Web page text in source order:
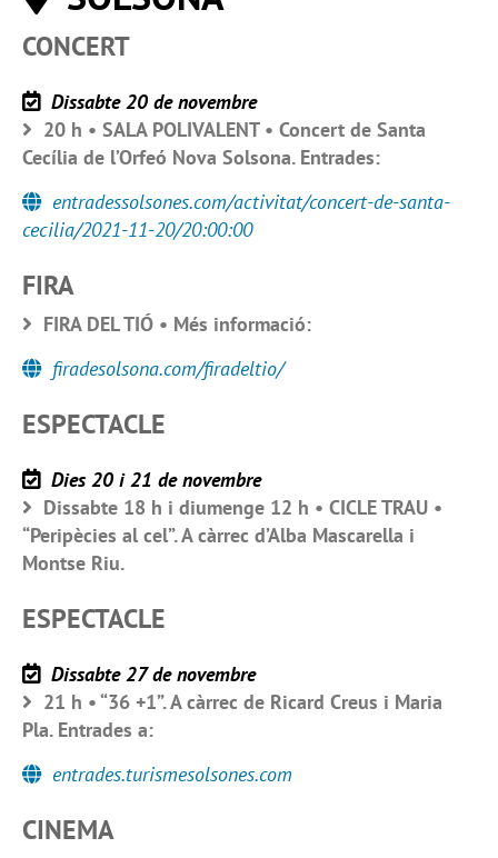
CONCERT
Dissabte 20 de novembre
20 h • SALA POLIVALENT • Concert de Santa
Cecília de l’Orfeó Nova Solsona. Entrades:
entradessolsones.com/activitat/concert-de-santa-
cecilia/2021-11-20/20:00:00
FIRA
FIRA DEL TIÓ • Més informació:
firadesolsona.com/firadeltio/
ESPECTACLE
Dies 20 i 21 de novembre
Dissabte 18 h i diumenge 12 h • CICLE TRAU •
“Peripècies al cel”. A càrrec d’Alba Mascarella i
Montse Riu.
ESPECTACLE
Dissabte 27 de novembre
21 h • “36 +1”. A càrrec de Ricard Creus i Maria
Pla. Entrades a:
entrades.turismesolsones.com
CINEMA